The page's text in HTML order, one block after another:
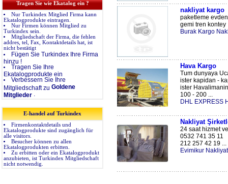
Tragen Sie wie Ekatalog ein ?
Nur Turkindex Mitglied Firma kann
Ekatalogprodukte eintragen.
Nur Firmen können Mitglied zu
Turkindex sein.
Mitgliedschaft der Firma, die fehlen
addres, tel, Fax, Kontaktdetails hat, ist
nicht bestätigt
Fügen Sie Turkindex Ihre Firma
hinzu !
Tragen Sie Ihre
Ekatalogprodukte ein
Verbessern Sie Ihre
Mitgliedschaft zu Goldene
Mitglieder .
E-handel auf Turkindex
Firmenkontaktdetails und
Ekatalogprodukte sind zugänglich für
alle visitors.
Besucher können zu allen
Ekatalogprodukten erbitten.
Zu erbitten oder ein Ekatalogprodukt
anzubieten, ist Turkindex Mitgliedschaft
nicht notwendig.
nakliyat kargo
paketleme
gemi tren kontey
Burak Kargo
Hava Kargo
Tum dunyaya
ister kapidan -
ister
100 - 200 ...
DHL EXPRESS
Nakliyat
24 saat hizmet
0532 741 35 11
212 257 42 19 ...
Evimikur Nakliyat